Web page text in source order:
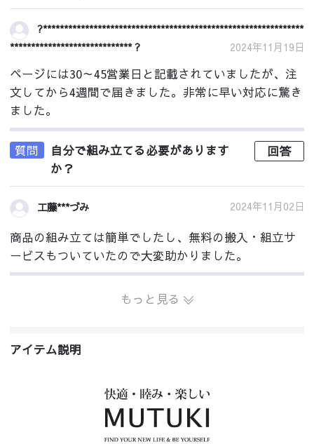
?**************************************************************
***************************** ?
2024年11月19日
ページには30～45営業日と記載されていましたが、注
文してから4週間で届きました。非常に早い対応に驚き
ました。
質問
自分で組み立てる必要があります
か？
回答
工藤***づみ 2024年11月02日
商品の組み立ては簡単でしたし、無料の搬入・組立サ
ービスもついていたので大変助かりました。
もっと見る
アイテム説明